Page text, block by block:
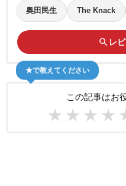
奥田民生 The Knack
search レ
この記事はお
★ ★ ★ ★
★で教えてください